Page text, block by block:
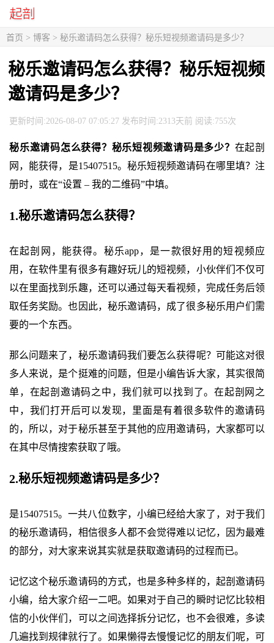
首页 > 博客 > 秘乐邀请码怎么获得？秘乐短视频邀请码是多少？
秘乐邀请码怎么获得？秘乐短视频
邀请码是多少？
更新时间:2026-08-07 07:05:27 发布时间:2313天前 阅读:755次
秘乐邀请码怎么获得？秘乐短视频邀请码是多少？ 在起剖
网，能获得，是15407515。秘乐短视频邀请码在哪里填？注
册时，或在“设置 – 我的二维码”中填。
1.秘乐邀请码怎么获得？
在起剖网，能获得。秘乐app，是一款很好用的短视频应
用，在软件里有很多有趣好玩儿的短视频，小伙伴们不仅可
以在里面找到乐趣，还可以通过每天看视频，完成任务后领
取任务奖励。也因此，秘乐邀请码，成了很多秘乐用户们需
要的一个东西。
那么问题来了，秘乐邀请码我们要怎么获得呢？可能这对很
多人来说，是个挺难的问题，但是小编告诉大家，其实很简
单，在起剖邀请码之中，我们就可以找到了。在起剖网之
中，我们打开后可以发现，里面是有着很多软件的邀请码
的，所以，对于秘乐甚至于其他的应用邀请码，大家都可以
在其中尽情搜索获取了哦。
2.秘乐短视频邀请码是多少？
是15407515。一共八位数字，小编已经给大家了，对于我们
的秘乐邀请码，相信很多人都不会觉得难以记忆，因为最难
的部分，对大家来说其实就是获取邀请码的过程而已。
记忆这个秘乐邀请码的方式，也是多种多样的，起剖邀请码
小编，给大家介绍一二吧。如果对于自己的瞬时记忆比较相
信的小伙伴们，可以之间选择拆分记忆，也不会很难，多读
几遍找到规律就行了。如果懒得去慢慢记忆的朋友们呢，可